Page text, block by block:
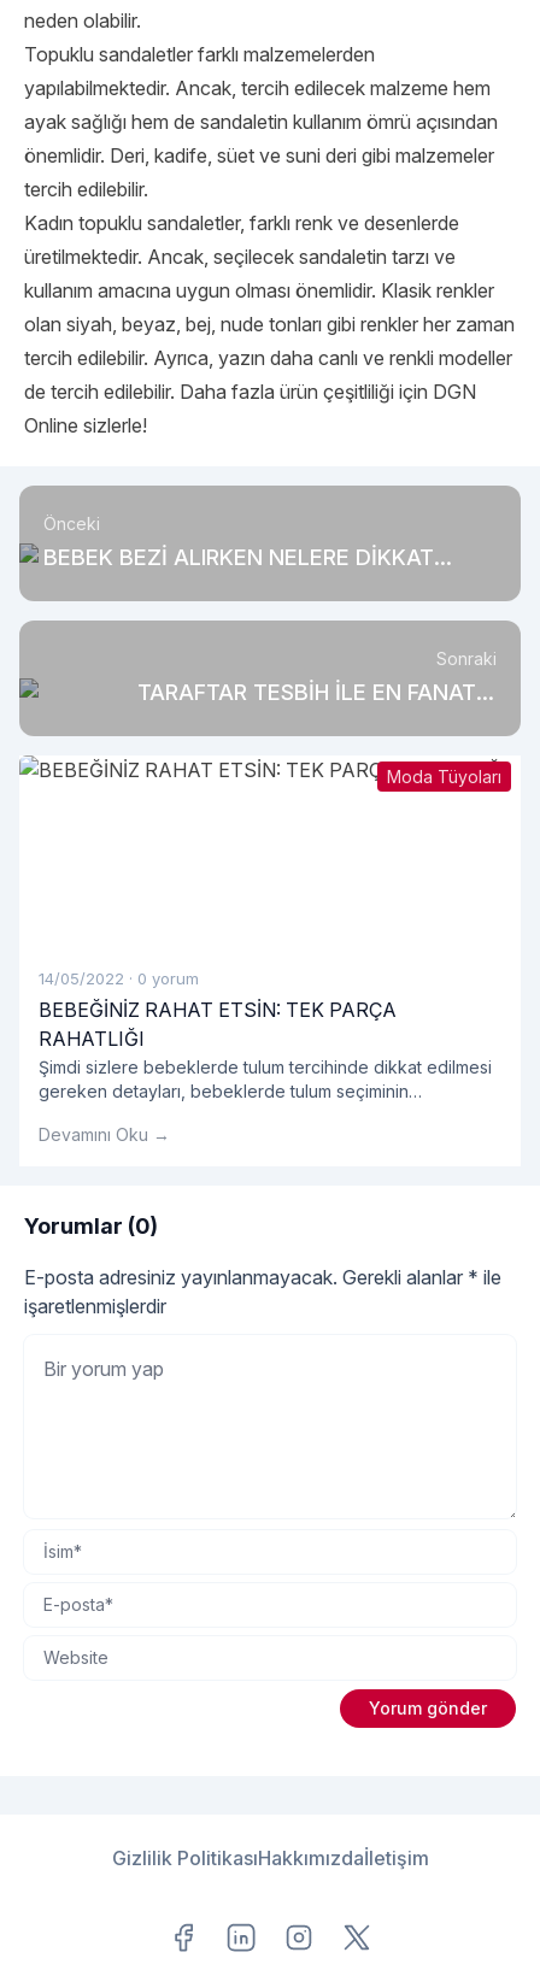
neden olabilir.
Topuklu sandaletler farklı malzemelerden
yapılabilmektedir. Ancak, tercih edilecek malzeme hem
ayak sağlığı hem de sandaletin kullanım ömrü açısından
önemlidir. Deri, kadife, süet ve suni deri gibi malzemeler
tercih edilebilir.
Kadın topuklu sandaletler, farklı renk ve desenlerde
üretilmektedir. Ancak, seçilecek sandaletin tarzı ve
kullanım amacına uygun olması önemlidir. Klasik renkler
olan siyah, beyaz, bej, nude tonları gibi renkler her zaman
tercih edilebilir. Ayrıca, yazın daha canlı ve renkli modeller
de tercih edilebilir. Daha fazla ürün çeşitliliği için DGN
Online sizlerle!
Önceki
BEBEK BEZİ ALIRKEN NELERE DİKKAT
Sonraki
TARAFTAR TESBİH İLE EN FANATİK
Moda Tüyoları
14/05/2022 · 0 yorum
BEBEĞİNİZ RAHAT ETSİN: TEK PARÇA
RAHATLIĞI
Şimdi sizlere bebeklerde tulum tercihinde dikkat edilmesi
gereken detayları, bebeklerde tulum seçiminin
tüm detayları sırasıyla açıklayalım.
Devamını Oku →
Yorumlar (0)
E-posta adresiniz yayınlanmayacak. Gerekli alanlar * ile
işaretlenmişlerdir
Gizlilik PolitikasıHakkımızdaİletişim